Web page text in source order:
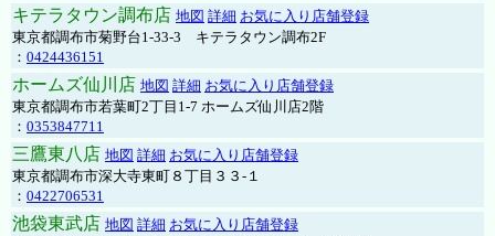
キテラタウン調布店 地図 詳細 お気に入り店舗登録
東京都調布市菊野台1-33-3 キテラタウン調布2F
： 0424436151
ホームズ仙川店 地図 詳細 お気に入り店舗登録
東京都調布市若葉町2丁目1-7 ホームズ仙川店2階
： 0353847711
三鷹東八店 地図 詳細 お気に入り店舗登録
東京都調布市深大寺東町８丁目３３-１
： 0422706531
池袋東武店 地図 詳細 お気に入り店舗登録